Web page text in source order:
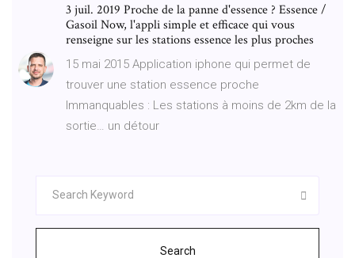
3 juil. 2019 Proche de la panne d'essence ? Essence /
Gasoil Now, l'appli simple et efficace qui vous
renseigne sur les stations essence les plus proches
15 mai 2015 Application iphone qui permet de
trouver une station essence proche
Immanquables : Les stations à moins de 2km de la
sortie… un détour
Search